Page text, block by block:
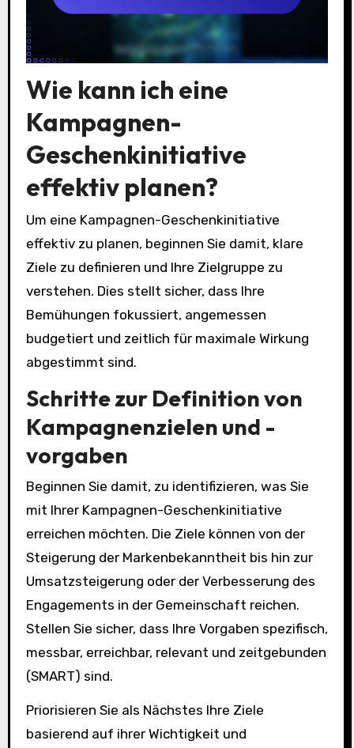
Wie kann ich eine
Kampagnen-
Geschenkinitiative
effektiv planen?
Um eine Kampagnen-Geschenkinitiative
effektiv zu planen, beginnen Sie damit, klare
Ziele zu definieren und Ihre Zielgruppe zu
verstehen. Dies stellt sicher, dass Ihre
Bemühungen fokussiert, angemessen
budgetiert und zeitlich für maximale Wirkung
abgestimmt sind.
Schritte zur Definition von
Kampagnenzielen und -
vorgaben
Beginnen Sie damit, zu identifizieren, was Sie
mit Ihrer Kampagnen-Geschenkinitiative
erreichen möchten. Die Ziele können von der
Steigerung der Markenbekanntheit bis hin zur
Umsatzsteigerung oder der Verbesserung des
Engagements in der Gemeinschaft reichen.
Stellen Sie sicher, dass Ihre Vorgaben spezifisch,
messbar, erreichbar, relevant und zeitgebunden
(SMART) sind.
Priorisieren Sie als Nächstes Ihre Ziele
basierend auf ihrer Wichtigkeit und